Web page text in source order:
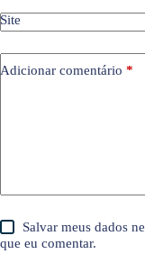
Site
Adicionar comentário *
Salvar meus dados
que eu comentar.